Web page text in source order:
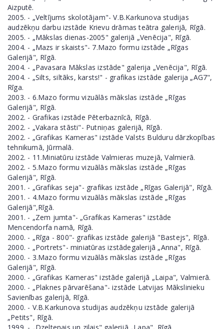
Aizputē.
2005. - „Veltījums skolotājam"- V.B.Karkunova studijas
audzēkņu darbu izstāde Krievu drāmas teātra galerijā, Rīgā.
2005. - „Mākslas dienas-2005" galerijā „Venēcija", Rīgā.
2004. - „Mazs ir skaists"- 7.Mazo formu izstāde „Rīgas
Galerijā", Rīgā.
2004. - „Pavasara Mākslas izstāde" galerija „Venēcija", Rīgā.
2004. - „Silts, siltāks, karsts!" - grafikas izstāde galerija „AG7",
Rīga.
2003. - 6.Mazo formu vizuālās mākslas izstāde „Rīgas
Galerijā", Rīgā.
2002. - Grafikas izstāde Pēterbaznīcā, Rīgā.
2002. - „Vakara stāsti"- Putniņas galerijā, Rīgā.
2002. - „Grafikas Kameras" izstāde Valsts Bulduru dārzkopības
tehnikumā, Jūrmalā.
2002. - 11.Miniatūru izstāde Valmieras muzejā, Valmierā.
2002. - 5.Mazo formu vizuālās mākslas izstāde „Rīgas
Galerijā", Rīgā.
2001. - „Grafikas seja"- grafikas izstāde „Rīgas Galerijā", Rīgā.
2001. - 4.Mazo formu vizuālās mākslas izstāde „Rīgas
Galerijā",Rīgā.
2001. - „Zem jumta"- „Grafikas Kameras" izstāde
Mencendorfa namā, Rīgā.
2000. - „Rīga - 800"- grafikas izstāde galerijā "Bastejs", Rīgā.
2000. - „Portrets"- miniatūras izstādegalerijā „Anna", Rīgā.
2000. - 3.Mazo formu vizuālās mākslas izstāde „Rīgas
Galerijā", Rīgā.
2000. - „Grafikas Kameras" izstāde galerijā „Laipa", Valmierā.
2000. - „Plaknes pārvarēšana"- izstāde Latvijas Mākslinieku
Savienības galerijā, Rīgā.
2000. - V.B.Karkunova studijas audzēkņu izstāde galerijā
„Petits", Rīgā.